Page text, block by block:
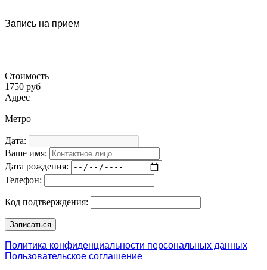
Запись на прием
Стоимость
1750 руб
Адрес
Метро
Дата:
Ваше имя:
Дата рождения:
Телефон:
Код подтверждения:
Политика конфиденциальности персональных данных
Пользовательское соглашение